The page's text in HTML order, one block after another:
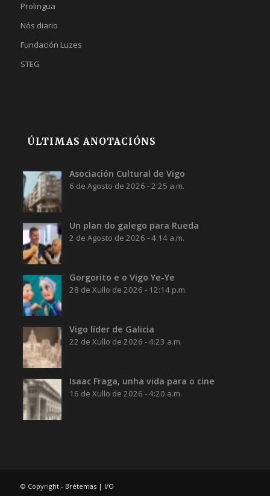
Prolingua
Nós diario
Fundación Luzes
STEG
ÚLTIMAS ANOTACIÓNS
Asociación Cultural de Vigo
6 de Agosto de 2026 - 2:25 a.m.
Un plan do galego para Rueda
2 de Agosto de 2026 - 4:14 a.m.
Gorgorito e o Vigo Ye-Ye
28 de Xullo de 2026 - 12:14 p.m.
Vigo líder de Galicia
22 de Xullo de 2026 - 4:23 a.m.
Isaac Fraga, unha vida para o cine
16 de Xullo de 2026 - 4:20 a.m.
© Copyright - Brétemas | I/O